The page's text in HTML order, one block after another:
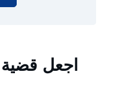
اجعل